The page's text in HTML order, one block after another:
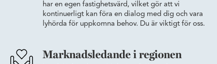
har en egen fastighetsvärd, vilket gör att vi
kontinuerligt kan föra en dialog med dig och vara
lyhörda för uppkomna behov. Du är viktigt för oss.
Marknadsledande i regionen